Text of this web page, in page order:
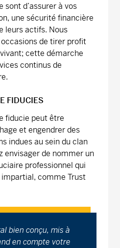
sont d’assurer à vos
une sécurité financière
leurs actifs. Nous
de tirer profit
cette démarche
continus de
FIDUCIES
fiducie peut être
et engendrer des
indues au sein du clan
envisager de nommer un
professionnel qui
comme Trust
bien conçu, mis à
en compte votre